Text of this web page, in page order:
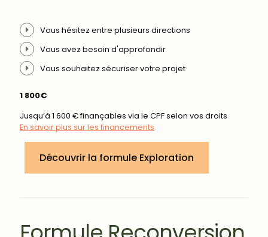
Vous hésitez entre plusieurs directions
Vous avez besoin d'approfondir
Vous souhaitez sécuriser votre projet
1 800€
Jusqu’à 1 600 € finançables via le CPF selon vos droits
En savoir plus sur les financements
Découvrir la formule Exploration